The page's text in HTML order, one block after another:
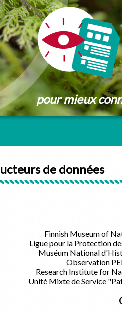
pour mieux
de données
Finnish Museum of
Ligue pour la Protection
Muséum National
Observation
Research Institute for
Unité Mixte de Service